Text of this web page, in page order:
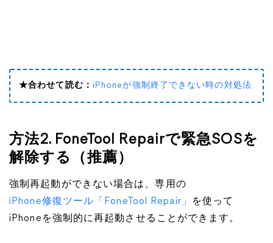
★合わせて読む： iPhoneが強制終了できない時の対処法
方法2. FoneTool Repairで緊急SOSを
解除する（推薦）
強制再起動ができない場合は、専用の
iPhone修復ツール「FoneTool Repair」
を使って
iPhoneを強制的に再起動させることができます。